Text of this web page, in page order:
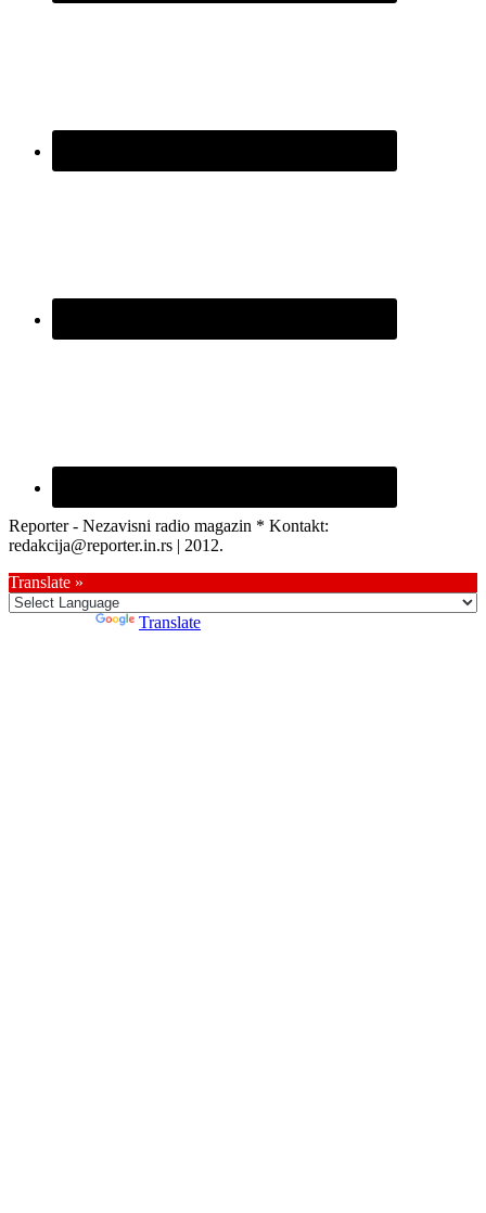
Reporter - Nezavisni radio magazin * Kontakt:
redakcija@reporter.in.rs | 2012.
Translate »
Translate